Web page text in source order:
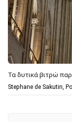
Τα δυτικά βιτρώ
Stephane de Sakutin,